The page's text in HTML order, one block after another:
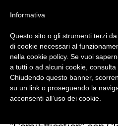
Home Tags Gamification
Tag: gamification
Informativa
Questo sito o gli strumenti terzi
di cookie necessari al
nella cookie policy. Se vuoi
a tutti o ad alcuni cookie, consulta
Chiudendo questo banner,
su un link o proseguendo la
acconsenti all’uso dei cookie.